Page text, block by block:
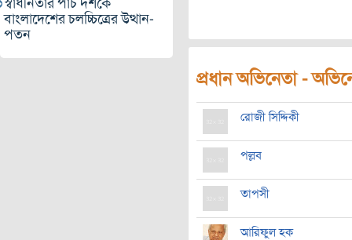
স্বাধীনতার পাঁচ দশকে
বাংলাদেশের চলচ্চিত্রের উত্থান-
পতন
প্রধান অভিনেতা -
রোজী সিদ্দিকী
পল্লব
তাপসী
আরিফুল হক